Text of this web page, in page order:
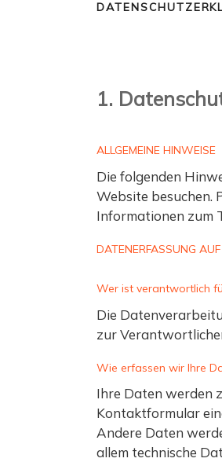
1.
ALLGEMEINE HINWEISE
Die folgenden
Website besuchen.
Informationen zum
DATENERFASSUNG
Wer ist verantwortlich
Die
zur
Wie erfassen wir Ihre
Ihre Daten werden
Kontaktformular
Andere Daten
allem technische